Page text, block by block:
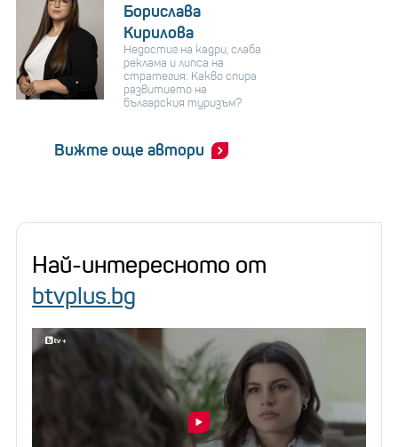
Борислава
Кирилова
Недостиг на кадри, слаба
реклама и липса на
стратегия: Какво спира
развитието на
българския туризъм?
Вижте още автори
Най-интересното от
btvplus.bg